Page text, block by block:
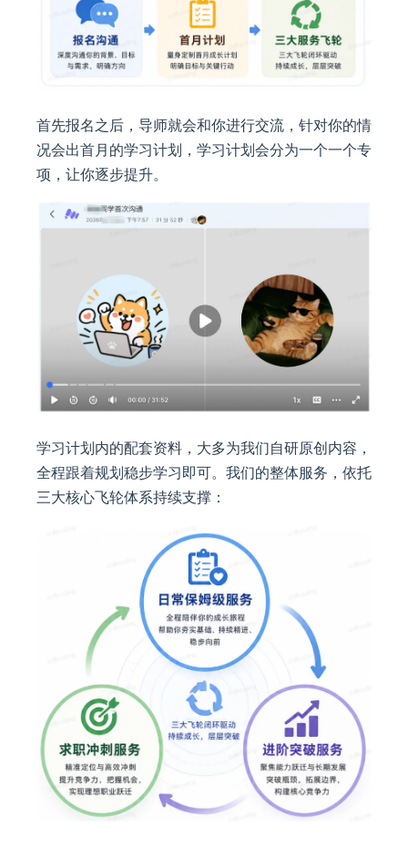
首先报名之后，导师就会和你进行交流，针对你的情
况会出首月的学习计划，学习计划会分为一个一个专
项，让你逐步提升。
学习计划内的配套资料，大多为我们自研原创内容，
全程跟着规划稳步学习即可。我们的整体服务，依托
三大核心飞轮体系持续支撑：